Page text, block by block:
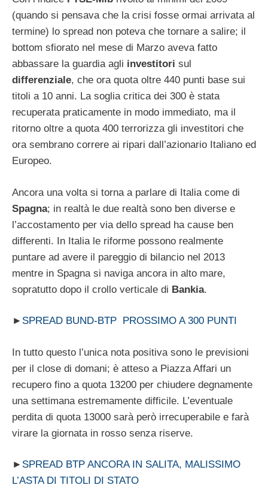
(quando si pensava che la crisi fosse ormai arrivata al
termine) lo spread non poteva che tornare a salire; il
bottom sfiorato nel mese di Marzo aveva fatto
abbassare la guardia agli investitori sul
differenziale, che ora quota oltre 440 punti base sui
titoli a 10 anni. La soglia critica dei 300 è stata
recuperata praticamente in modo immediato, ma il
ritorno oltre a quota 400 terrorizza gli investitori che
ora sembrano correre ai ripari dall’azionario Italiano ed
Europeo.
Ancora una volta si torna a parlare di Italia come di
Spagna; in realtà le due realtà sono ben diverse e
l’accostamento per via dello spread ha cause ben
differenti. In Italia le riforme possono realmente
puntare ad avere il pareggio di bilancio nel 2013
mentre in Spagna si naviga ancora in alto mare,
sopratutto dopo il crollo verticale di Bankia.
► SPREAD BUND-BTP PROSSIMO A 300 PUNTI
In tutto questo l’unica nota positiva sono le previsioni
per il close di domani; è atteso a Piazza Affari un
recupero fino a quota 13200 per chiudere degnamente
una settimana estremamente difficile. L’eventuale
perdita di quota 13000 sarà però irrecuperabile e farà
virare la giornata in rosso senza riserve.
► SPREAD BTP ANCORA IN SALITA, MALISSIMO
L’ASTA DI TITOLI DI STATO